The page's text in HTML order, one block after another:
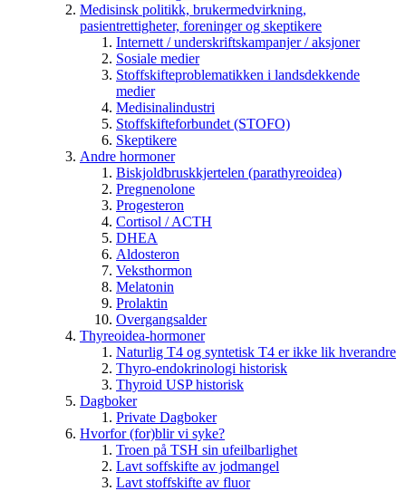
Medisinsk politikk, brukermedvirkning,
pasientrettigheter, foreninger og skeptikere
Internett / underskriftskampanjer / aksjoner
Sosiale medier
Stoffskifteproblematikken i landsdekkende
medier
Medisinalindustri
Stoffskifteforbundet (STOFO)
Skeptikere
Andre hormoner
Biskjoldbruskkjertelen (parathyreoidea)
Pregnenolone
Progesteron
Cortisol / ACTH
DHEA
Aldosteron
Veksthormon
Melatonin
Prolaktin
Overgangsalder
Thyreoidea-hormoner
Naturlig T4 og syntetisk T4 er ikke lik hverandre
Thyro-endokrinologi historisk
Thyroid USP historisk
Dagboker
Private Dagboker
Hvorfor (for)blir vi syke?
Troen på TSH sin ufeilbarlighet
Lavt soffskifte av jodmangel
Lavt stoffskifte av fluor